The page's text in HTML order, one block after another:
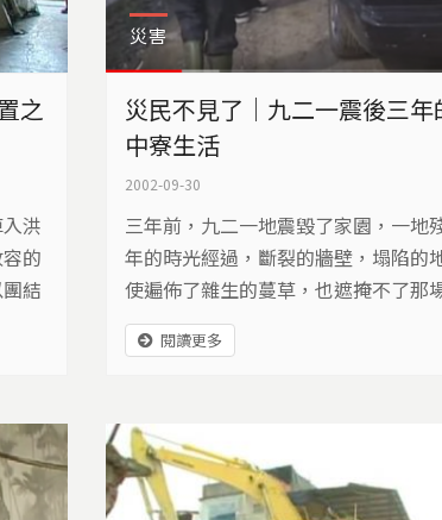
之
洪
的
結
災害
災民不見了｜九二一震後三年
中寮生活
2002-09-30
三年前，九二一地震毀了家園，一地
年的時光經過，斷裂的牆壁，塌陷的
使遍佈了雜生的蔓草，也遮掩不了那
驚心動魄。重回故居，阿煙還是滿心感
閱讀更多